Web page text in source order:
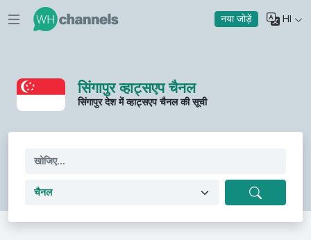
नया जोड़ें HI
सिंगापुर व्हाट्सएप चैनल
सिंगापुर देश में व्हाट्सएप चैनल की सूची